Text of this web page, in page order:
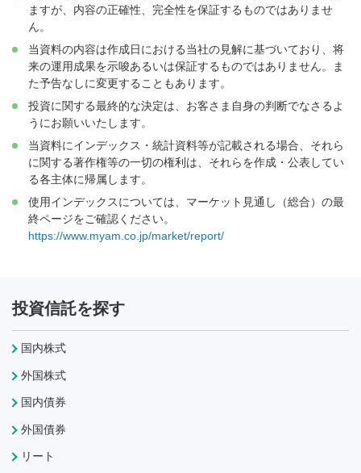
ますが、内容の正確性、完全性を保証するものではありませ
ん。
当資料の内容は作成日における当社の見解に基づいており、将
来の運用成果を示唆あるいは保証するものではありません。ま
た予告なしに変更することもあります。
投資に関する最終的な決定は、お客さま自身の判断でなさるよ
うにお願いいたします。
当資料にインデックス・統計資料等が記載される場合、それら
に関する著作権等の一切の権利は、それらを作成・公表してい
る各主体に帰属します。
使用インデックスについては、マーケット見通し（総合）の最
終ページをご確認ください。
https://www.myam.co.jp/market/report/
投資信託を探す
国内株式
外国株式
国内債券
外国債券
リート